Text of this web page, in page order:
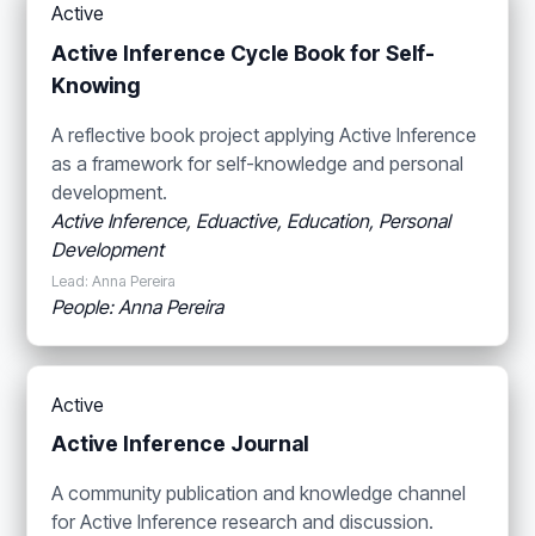
Active
Active Inference Cycle Book for Self-
Knowing
A reflective book project applying Active Inference
as a framework for self-knowledge and personal
development.
Active Inference, Eduactive, Education, Personal
Development
Lead: Anna Pereira
People: Anna Pereira
Active
Active Inference Journal
A community publication and knowledge channel
for Active Inference research and discussion.